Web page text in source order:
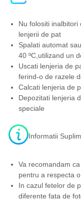
Nu folositi
lenjerii de pat
Spalati automat
40 ºC,utilizand un
Uscati lenjeria de
ferind-o de razele
Calcati lenjeria de
Depozitati lenjeria
speciale
Informatii
Va recomandam
pentru a respecta
In cazul fetelor de
diferente fata de